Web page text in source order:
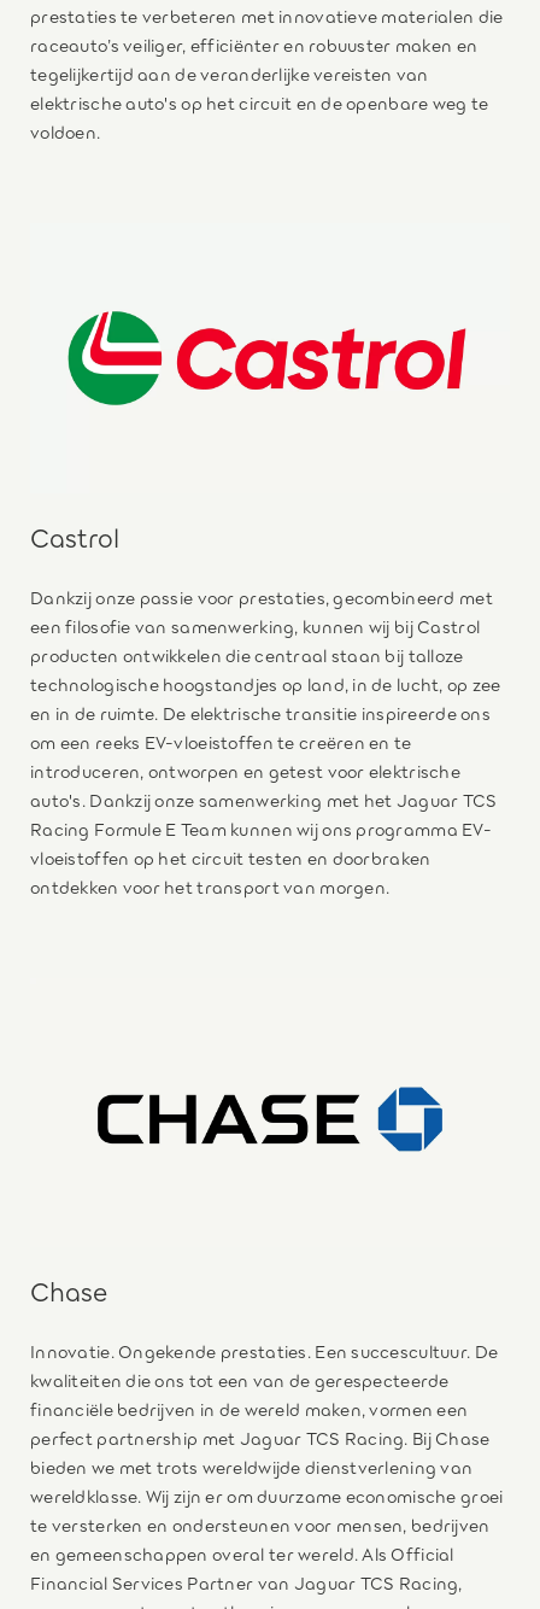
prestaties te verbeteren met innovatieve materialen die
raceauto’s veiliger, efficiënter en robuuster maken en
tegelijkertijd aan de veranderlijke vereisten van
elektrische auto's op het circuit en de openbare weg te
voldoen.
Castrol
Dankzij onze passie voor prestaties, gecombineerd met
een filosofie van samenwerking, kunnen wij bij Castrol
producten ontwikkelen die centraal staan bij talloze
technologische hoogstandjes op land, in de lucht, op zee
en in de ruimte. De elektrische transitie inspireerde ons
om een reeks EV-vloeistoffen te creëren en te
introduceren, ontworpen en getest voor elektrische
auto's. Dankzij onze samenwerking met het Jaguar TCS
Racing Formule E Team kunnen wij ons programma EV-
vloeistoffen op het circuit testen en doorbraken
ontdekken voor het transport van morgen.
Chase
Innovatie. Ongekende prestaties. Een succescultuur. De
kwaliteiten die ons tot een van de gerespecteerde
financiële bedrijven in de wereld maken, vormen een
perfect partnership met Jaguar TCS Racing. Bij Chase
bieden we met trots wereldwijde dienstverlening van
wereldklasse. Wij zijn er om duurzame economische groei
te versterken en ondersteunen voor mensen, bedrijven
en gemeenschappen overal ter wereld. Als Official
Financial Services Partner van Jaguar TCS Racing,